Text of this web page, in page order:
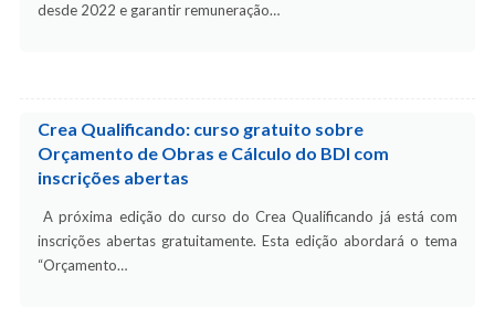
desde 2022 e garantir remuneração…
Crea Qualificando: curso gratuito sobre
Orçamento de Obras e Cálculo do BDI com
inscrições abertas
A próxima edição do curso do Crea Qualificando já está com
inscrições abertas gratuitamente. Esta edição abordará o tema
“Orçamento…